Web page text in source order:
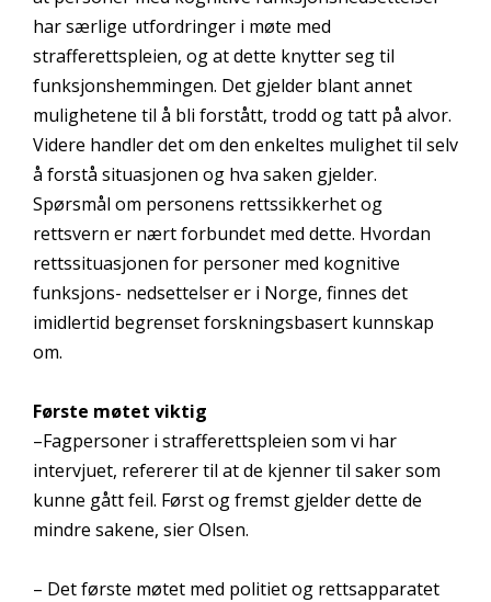
har særlige utfordringer i møte med
strafferettspleien, og at dette knytter seg til
funksjonshemmingen. Det gjelder blant annet
mulighetene til å bli forstått, trodd og tatt på alvor.
Videre handler det om den enkeltes mulighet til selv
å forstå situasjonen og hva saken gjelder.
Spørsmål om personens rettssikkerhet og
rettsvern er nært forbundet med dette. Hvordan
rettssituasjonen for personer med kognitive
funksjons- nedsettelser er i Norge, finnes det
imidlertid begrenset forskningsbasert kunnskap
om.
Første møtet viktig
–Fagpersoner i strafferettspleien som vi har
intervjuet, refererer til at de kjenner til saker som
kunne gått feil. Først og fremst gjelder dette de
mindre sakene, sier Olsen.
– Det første møtet med politiet og rettsapparatet